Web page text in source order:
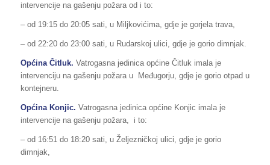
intervencije na gašenju požara od i to:
– od 19:15 do 20:05 sati, u Miljkovićima, gdje je gorjela trava,
– od 22:20 do 23:00 sati, u Rudarskoj ulici, gdje je gorio dimnjak.
Općina Čitluk. Vatrogasna jedinica općine Čitluk imala je
intervenciju na gašenju požara u Međugorju, gdje je gorio otpad u
kontejneru.
Općina Konjic. Vatrogasna jedinica općine Konjic imala je
intervencije na gašenju požara, i to:
– od 16:51 do 18:20 sati, u Željezničkoj ulici, gdje je gorio
dimnjak,